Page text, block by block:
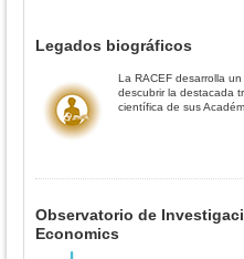
Legados biográficos
La RACEF desarrolla
descubrir la destacada
científica de sus
Observatorio de
Economics